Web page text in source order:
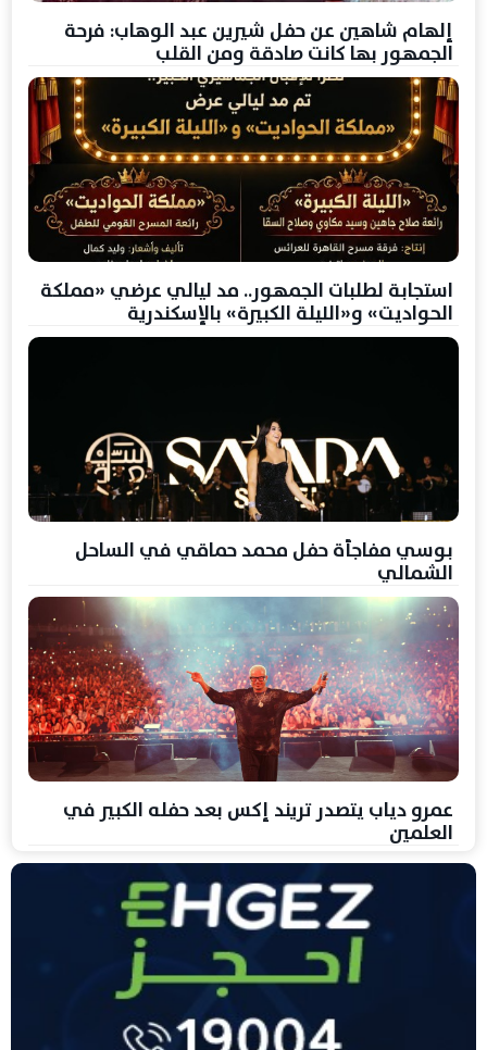
إلهام شاهين عن حفل شيرين عبد الوهاب: فرحة
الجمهور بها كانت صادقة ومن القلب
استجابة لطلبات الجمهور.. مد ليالي عرضي «مملكة
الحواديت» و«الليلة الكبيرة» بالإسكندرية
بوسي مفاجأة حفل محمد حماقي في الساحل
الشمالي
عمرو دياب يتصدر تريند إكس بعد حفله الكبير في
العلمين